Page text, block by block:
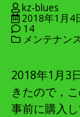
kz-blues
2018年1月4
14
メンテナン
2018年1月3
きたので，
事前に購入